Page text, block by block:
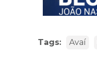
Tags: Avaí